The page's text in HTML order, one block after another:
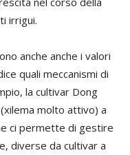
irrigui.
anche anche i valori
quali meccanismi di
la cultivar Dong
molto attivo) a
ci permette di gestire
diverse da cultivar a